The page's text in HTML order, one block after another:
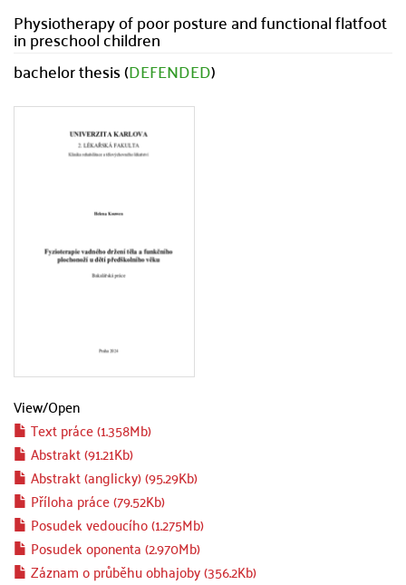
Physiotherapy of poor posture and functional flatfoot
in preschool children
bachelor thesis (DEFENDED)
View/Open
Text práce (1.358Mb)
Abstrakt (91.21Kb)
Abstrakt (anglicky) (95.29Kb)
Příloha práce (79.52Kb)
Posudek vedoucího (1.275Mb)
Posudek oponenta (2.970Mb)
Záznam o průběhu obhajoby (356.2Kb)